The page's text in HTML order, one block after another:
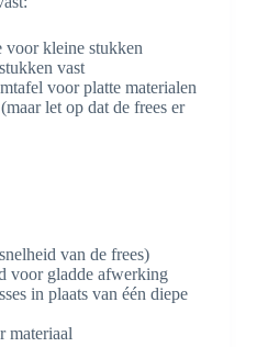
voor kleine stukken
vast
voor platte materialen
let op dat de frees er
van de frees)
voor gladde afwerking
in plaats van één diepe
materiaal